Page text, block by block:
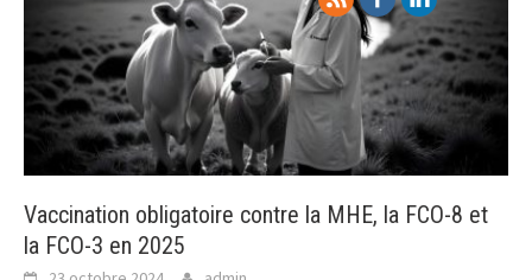
Vaccination obligatoire contre la MHE, la FCO-8 et
la FCO-3 en 2025